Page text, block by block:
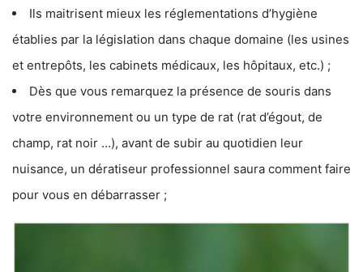
Ils maitrisent mieux les réglementations d’hygiène
établies par la législation dans chaque domaine (les usines
et entrepôts, les cabinets médicaux, les hôpitaux, etc.) ;
Dès que vous remarquez la présence de souris dans
votre environnement ou un type de rat (rat d’égout, de
champ, rat noir …), avant de subir au quotidien leur
nuisance, un dératiseur professionnel saura comment faire
pour vous en débarrasser ;